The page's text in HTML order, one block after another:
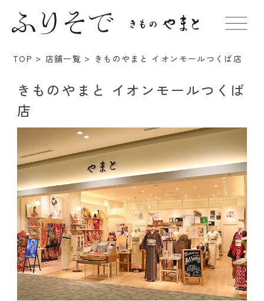
TOP 店舗一覧 きものやまと イオンモールつくば店
きものやまと イオンモールつくば
店